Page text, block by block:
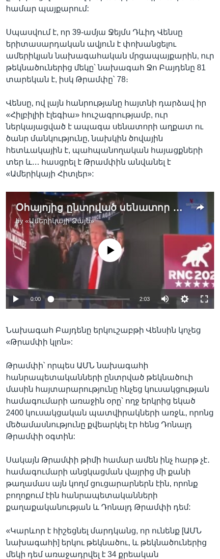
համար պայքարում:
Սպասվում է, որ 39-ամյա Ջեյմս Դևիդ Վենսը
երիտասարդական ավյուն է փոխանցելու
ամերիկյան նախագահական մրցապայքարին, ուր
թեկնածուներից մեկը՝ նախագահ Ջո Բայդենը 81
տարեկան է, իսկ Թրամփը՝ 78։
Վենսը, ով լայն հանրությանը հայտնի դարձավ իր
«Հիլբիլիի էլեգիա» հուշագրությամբ, ուր
ներկայացված է ապագա սենատորի աղքատ ու
ծանր մանկությունը, նախկին ծովային
հետևակային է, պահպանողական հայացքների
տեր և․․․ հասցրել է Թրամփին անվանել է
«Ամերիկայի Հիտլեր»:
Օհայոյից ընտրված սենատոր Ջեյ Դի Վենսը Թրամփի՝ փոխնախագահի թեկնածուն է
by «Ամերիկայի Ձայն»
No media source currently available
0:00 2:03
Նախագահ Բայդենը երկուշաբթի Վենսին կոչեց
«Թրամփի կլոն»:
Թրամփի՝ որպես ԱՄՆ նախագահի
հանրապետականների ընտրված թեկնածուի
մասին հայտարարությունը հնչեց կուսակցության
համագումարի առաջին օրը՝ ողջ երկրից եկած
2400 կուսակցական պատվիրակների առջև, որոնց
մեծամասնությունը քվեարկել էր հենց Դոնալդ
Թրամփի օգտին:
Սակայն Թրամփի թիմի համար ամեն ինչ հարթ չէ․
համագումարի անցկացման վայրից մի քանի
թաղամաս այն կողմ ցուցարարներն էին, որոնք
բողոքում էին հանրապետականների
քաղաքականության և Դոնալդ Թրամփի դեմ:
«Կարևոր է հիշեցնել մարդկանց, որ ունենք [ԱՄՆ
նախագահի] երկու թեկնածու, և թեկնածուներից
մեկի դեմ առաջադրվել է 34 քրեական